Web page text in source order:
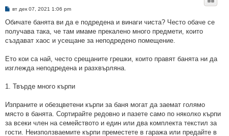
М
е
и
е
вт дек 07, 2021 1:06 pm
Обичате банята ви да е подредена и винаги чиста? Често обаче се
получава така, че там имаме прекалено много предмети, които
създават хаос и усещане за неподредено помещение.
Ето кои са най, често срещаните грешки, които правят банята ни да
изглежда неподредена и разхвърляна.
1. Твърде много кърпи
Изпраните и обезцветени кърпи за баня могат да заемат голямо
място в банята. Сортирайте редовно и пазете само по няколко кърпи
за всеки член на семейството и един или два комплекта текстил за
гости. Неизползваемите кърпи преместете в гаража или предайте в